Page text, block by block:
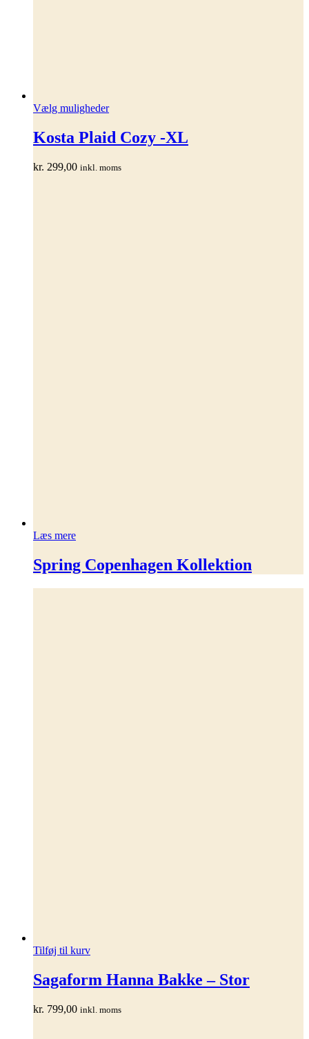
Vælg mulighederDette
har
flere
Mulighederne
Kosta Plaid Cozy -XL
kr. 299,00 inkl. moms
Læs mere
Spring Copenhagen Kollektion
Tilføj til kurv
Sagaform Hanna Bakke – Stor
kr. 799,00 inkl. moms